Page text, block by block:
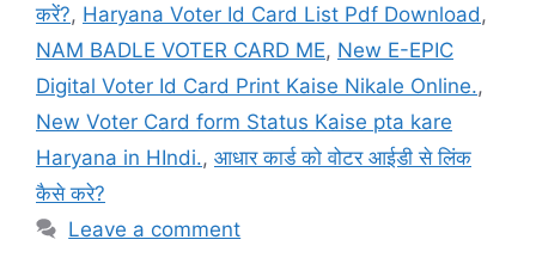
करें?, Haryana Voter Id Card List Pdf Download ,
NAM BADLE VOTER CARD ME, New E-EPIC
Digital Voter Id Card Print Kaise Nikale Online.,
New Voter Card form Status Kaise pta kare
Haryana in HIndi., आधार कार्ड को वोटर आईडी से लिंक
कैसे करे?
Leave a comment